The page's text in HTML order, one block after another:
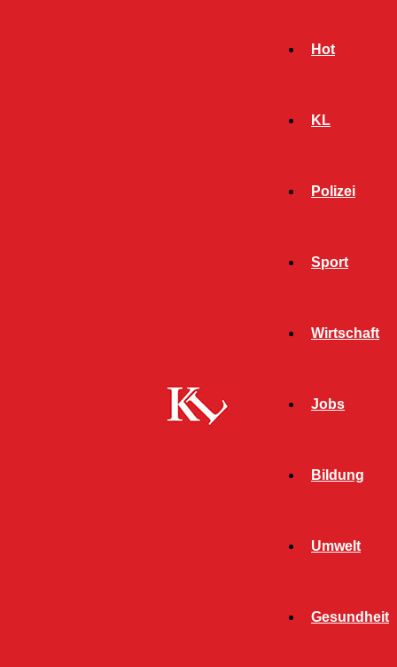
Hot
KL
Polizei
Sport
Wirtschaft
Jobs
Bildung
Umwelt
Gesundheit